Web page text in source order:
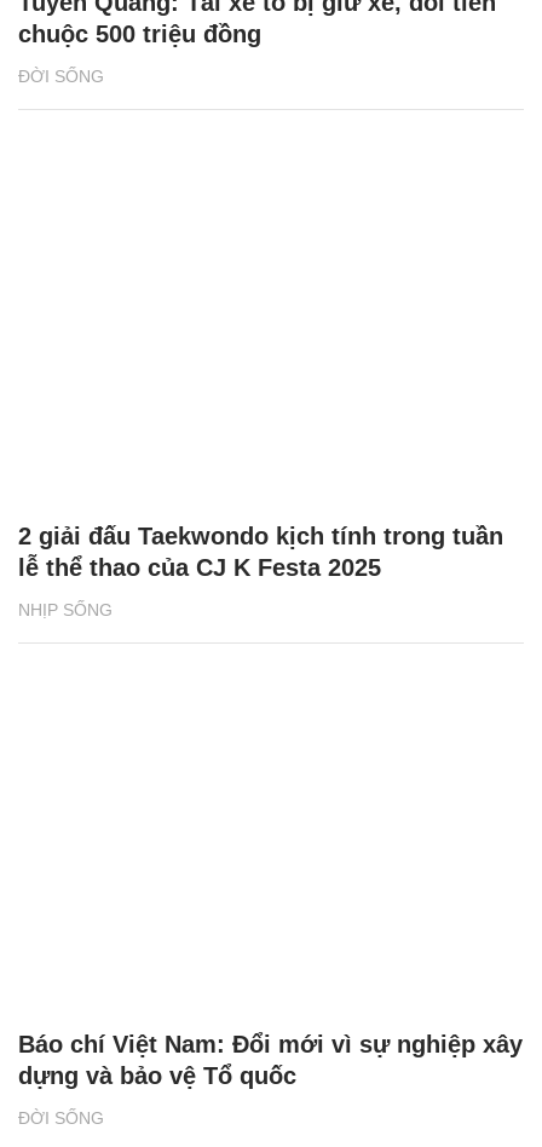
ĐỜI SỐNG
chuộc 500 triệu đồng
NHỊP SỐNG
2 giải đấu Taekwondo kịch tính trong tuần
lễ thể thao của CJ K Festa 2025
ĐỜI SỐNG
Báo chí Việt Nam: Đổi mới vì sự nghiệp xây
dựng và bảo vệ Tổ quốc